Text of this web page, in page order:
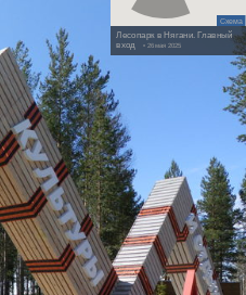
Схема
Лесопарк в Нягани. Главный
вход • 26 мая 2025